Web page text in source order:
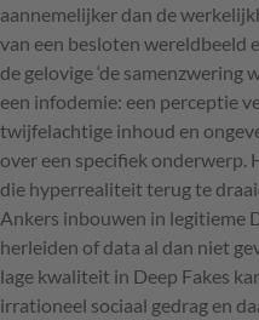
aannemelijker dan de
van een besloten wereldbeeld
de gelovige ‘de samenzwering
een infodemie: een perceptie
twijfelachtige inhoud en
over een specifiek onderwerp.
die hyperrealiteit terug te
Ankers inbouwen in legitieme
herleiden of data al dan niet
lage kwaliteit in Deep Fakes
irrationeel sociaal gedrag en